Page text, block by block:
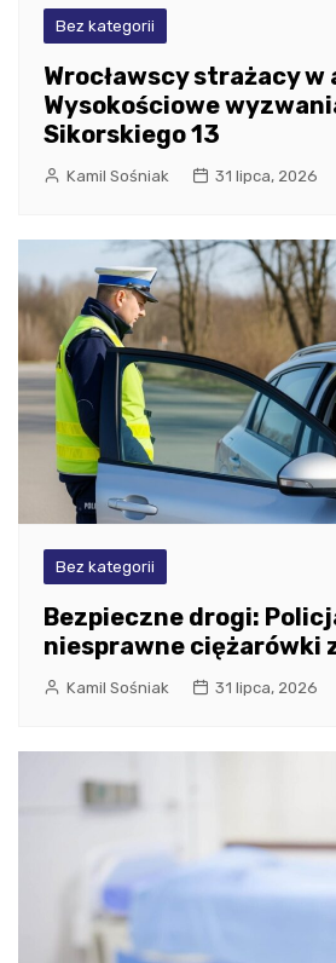
Bez kategorii
Wrocławscy strażacy w
Wysokościowe
Sikorskiego 13
Kamil Sośniak 31 lipca, 2026
Bez kategorii
Bezpieczne drogi:
niesprawne ciężarówki
Kamil Sośniak 31 lipca, 2026